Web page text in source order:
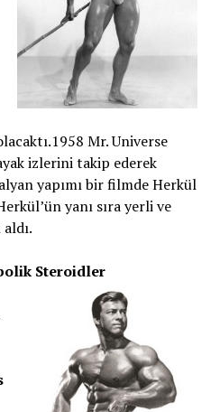
Mr. Universe
izlerini takip ederek
yapımı bir filmde Herkül
yanı sıra yerli ve
Steroidler